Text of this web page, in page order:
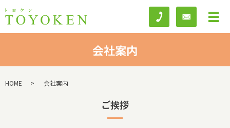
会社案内
HOME 会社案内
ご挨拶